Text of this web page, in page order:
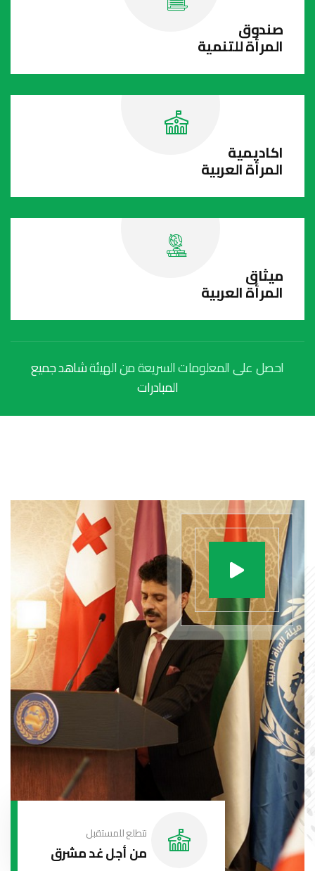
صندوق
المرأة للتنمية
اكاديمية
المرأة العربية
ميثاق
المرأة العربية
احصل على المعلومات السريعة من الهيئةشاهد جميع
المبادرات
نتطلع للمستقبل
من أجل غد مشرق